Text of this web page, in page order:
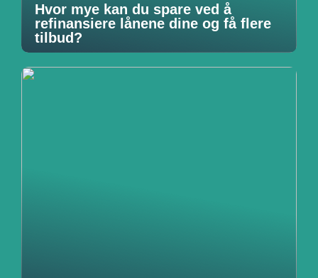
Hvor mye kan du spare ved å
refinansiere lånene dine og få flere
tilbud?